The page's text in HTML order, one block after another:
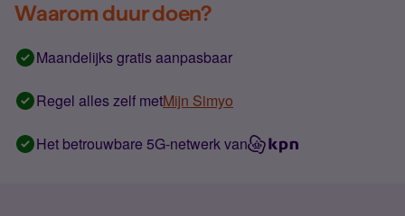
Waarom duur doen?
Maandelijks gratis aanpasbaar
Regel alles zelf metMijn Simyo
Het betrouwbare 5G-netwerk van